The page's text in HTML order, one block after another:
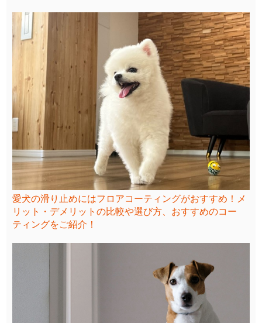
愛犬の滑り止めにはフロアコーティングがおすすめ！メ
リット・デメリットの比較や選び方、おすすめのコー
ティングをご紹介！